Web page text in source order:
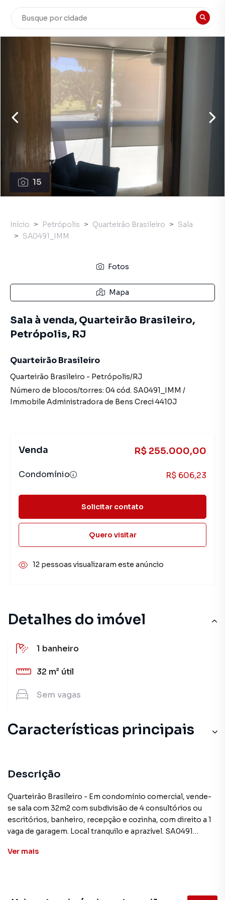
15
Detalhes do imóvel
1 banheiro
32 m² útil
Sem vagas
Características principais
Descrição
Quarteirão Brasileiro - Em condomínio comercial, vende-
se sala com 32m2 com subdivisão de 4 consultórios ou
escritórios, banheiro, recepção e cozinha, com direito a 1
vaga de garagem. Local tranquilo e aprazível. SA0491
**ATENÇÃO: Os valores mencionados neste anúncio
Ver mais
Início Petrópolis Quarteirão Brasileiro
Sala
SA0491_IMM
Fotos
Mapa
Sala à venda, Quarteirão Brasileiro,
Petrópolis, RJ
Quarteirão Brasileiro
Quarteirão Brasileiro - Petrópolis/RJ
Número de blocos/torres: 04cód. SA0491_IMM /
Immobile Administradora de Bens Creci4410J
Venda R$ 255.000,00
Condomínio R$ 606,23
Solicitar contato
Quero visitar
12 pessoas visualizaram este anúncio